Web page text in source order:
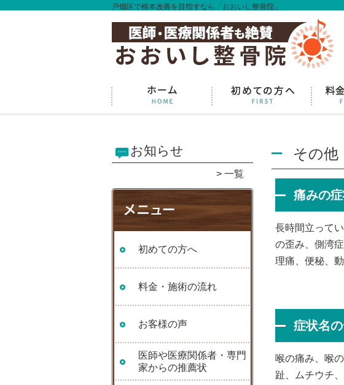
戸畑区で根本改善を目指すなら「おおいし整骨院」
お知らせ
一覧
初めての方へ
料金・施術の流れ
お客様の声
医師や医療関係者・専門
家からの推薦状
その他
痛みの
長時間立って
の歪み、側湾
理痛、便秘、
症状名
喉の痛み、喉
趾、ムチウチ